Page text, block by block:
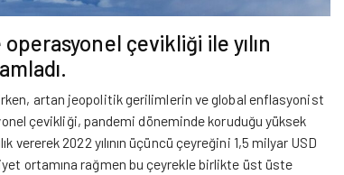
çevikliği ile yılın
artan jeopolitik gerilimlerin ve global enflasyonist
çevikliği, pandemi döneminde koruduğu yüksek
vererek 2022 yılının üçüncü çeyreğini 1,5 milyar USD
ortamına rağmen bu çeyrekle birlikte üst üste